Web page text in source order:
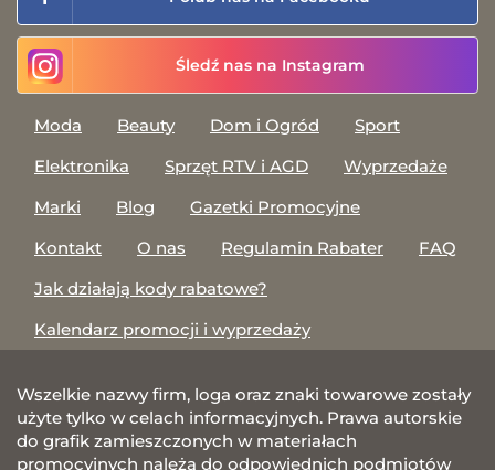
Śledź nas na Instagram
Moda Beauty Dom i Ogród
Sport
Elektronika
Sprzęt RTV i AGD
Wyprzedaże
Marki
Blog
Gazetki Promocyjne
Kontakt
O nas Regulamin Rabater
FAQ
Jak działają kody rabatowe?
Kalendarz promocji i wyprzedaży
Wszelkie nazwy firm, loga oraz znaki towarowe zostały
użyte tylko w celach informacyjnych. Prawa autorskie
do grafik zamieszczonych w materiałach
promocyjnych należą do odpowiednich podmiotów